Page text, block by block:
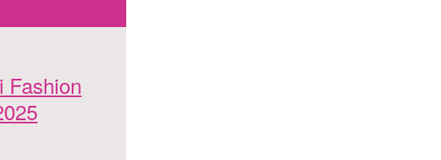
Fashion